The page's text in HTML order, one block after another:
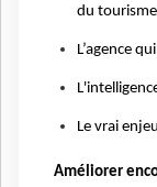
du tourisme
L’agence
Le vrai
Améliorer